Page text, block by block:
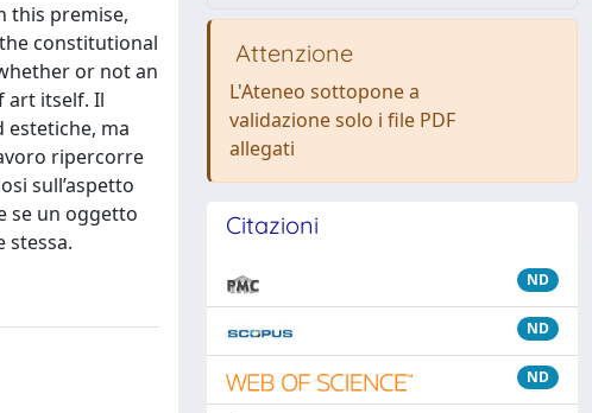
this premise,
constitutional
or not an
art itself. Il
estetiche, ma
ripercorre
sull’aspetto
se un oggetto
stessa.
Attenzione
L'Ateneo sottopone a
validazione solo i file PDF
allegati
Citazioni
ND
ND
ND